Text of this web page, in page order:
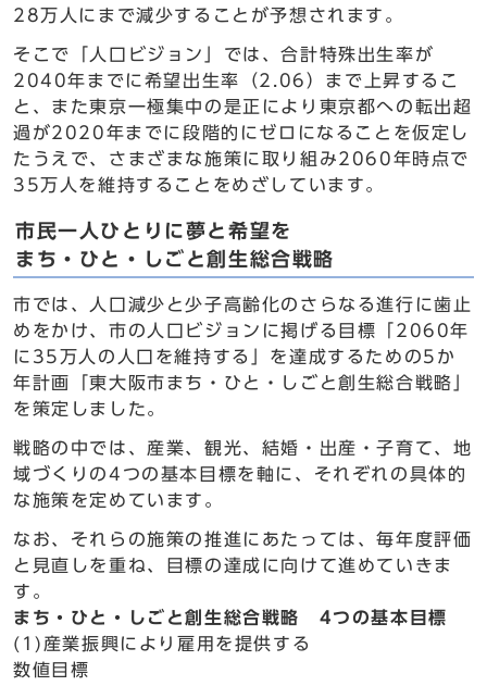
28万人にまで減少することが予想されます。
そこで「人口ビジョン」では、合計特殊出生率が
2040年までに希望出生率（2.06）まで上昇するこ
と、また東京一極集中の是正により東京都への転出超
過が2020年までに段階的にゼロになることを仮定し
たうえで、さまざまな施策に取り組み2060年時点で
35万人を維持することをめざしています。
市民一人ひとりに夢と希望を
まち・ひと・しごと創生総合戦略
市では、人口減少と少子高齢化のさらなる進行に歯止
めをかけ、市の人口ビジョンに掲げる目標「2060年
に35万人の人口を維持する」を達成するための5か
年計画「東大阪市まち・ひと・しごと創生総合戦略」
を策定しました。
戦略の中では、産業、観光、結婚・出産・子育て、地
域づくりの4つの基本目標を軸に、それぞれの具体的
な施策を定めています。
なお、それらの施策の推進にあたっては、毎年度評価
と見直しを重ね、目標の達成に向けて進めていきま
す。
まち・ひと・しごと創生総合戦略 4つの基本目標
(1)産業振興により雇用を提供する
数値目標